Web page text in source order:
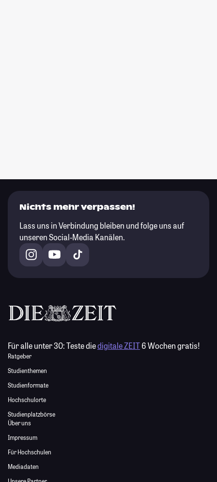
Nichts mehr verpassen!
Lass uns in Verbindung bleiben und folge uns auf
unseren Social-Media Kanälen.
Für alle unter 30:Teste diedigitale ZEIT6 Wochen gratis!
Ratgeber
Studienthemen
Studienformate
Hochschulorte
Studienplatzbörse
Über uns
Impressum
Für Hochschulen
Mediadaten